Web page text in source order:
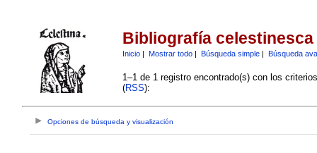
Bibliografía celestinesca
Inicio| Mostrar todo| Búsqueda simple| Búsqueda
1–1 de 1 registro encontrado(s) con los
(RSS):
Opciones de búsqueda y visualización